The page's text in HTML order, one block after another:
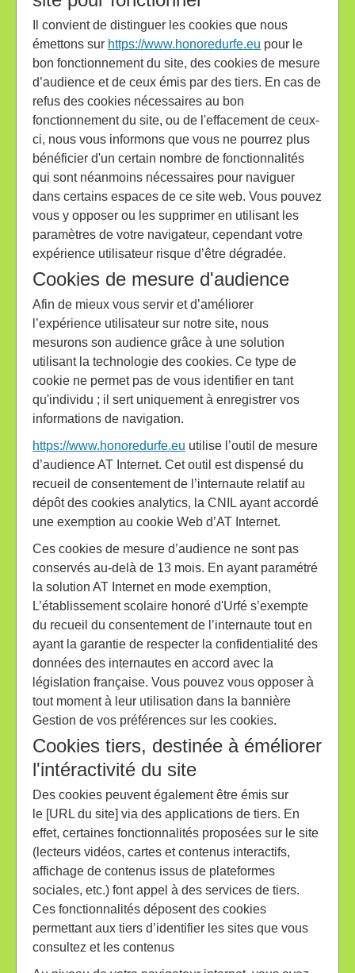
Il convient de distinguer les cookies que nous
émettons sur https://www.honoredurfe.eu pour le
bon fonctionnement du site, des cookies de mesure
d’audience et de ceux émis par des tiers. En cas de
refus des cookies nécessaires au bon
fonctionnement du site, ou de l'effacement de ceux-
ci, nous vous informons que vous ne pourrez plus
bénéficier d'un certain nombre de fonctionnalités
qui sont néanmoins nécessaires pour naviguer
dans certains espaces de ce site web. Vous pouvez
vous y opposer ou les supprimer en utilisant les
paramètres de votre navigateur, cependant votre
expérience utilisateur risque d’être dégradée.
Cookies de mesure d'audience
Afin de mieux vous servir et d’améliorer
l’expérience utilisateur sur notre site, nous
mesurons son audience grâce à une solution
utilisant la technologie des cookies. Ce type de
cookie ne permet pas de vous identifier en tant
qu'individu ; il sert uniquement à enregistrer vos
informations de navigation.
https://www.honoredurfe.eu utilise l’outil de mesure
d’audience AT Internet. Cet outil est dispensé du
recueil de consentement de l’internaute relatif au
dépôt des cookies analytics, la CNIL ayant accordé
une exemption au cookie Web d’AT Internet.
Ces cookies de mesure d’audience ne sont pas
conservés au-delà de 13 mois. En ayant paramétré
la solution AT Internet en mode exemption,
L’établissement scolaire honoré d'Urfé s’exempte
du recueil du consentement de l’internaute tout en
ayant la garantie de respecter la confidentialité des
données des internautes en accord avec la
législation française. Vous pouvez vous opposer à
tout moment à leur utilisation dans la bannière
Gestion de vos préférences sur les cookies.
Cookies tiers, destinée à éméliorer
l'intéractivité du site
Des cookies peuvent également être émis sur
le [URL du site] via des applications de tiers. En
effet, certaines fonctionnalités proposées sur le site
(lecteurs vidéos, cartes et contenus interactifs,
affichage de contenus issus de plateformes
sociales, etc.) font appel à des services de tiers.
Ces fonctionnalités déposent des cookies
permettant aux tiers d’identifier les sites que vous
consultez et les contenus